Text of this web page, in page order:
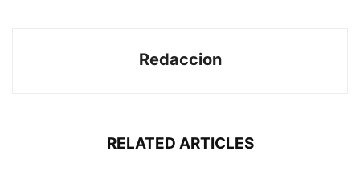
Redaccion
RELATED ARTICLES